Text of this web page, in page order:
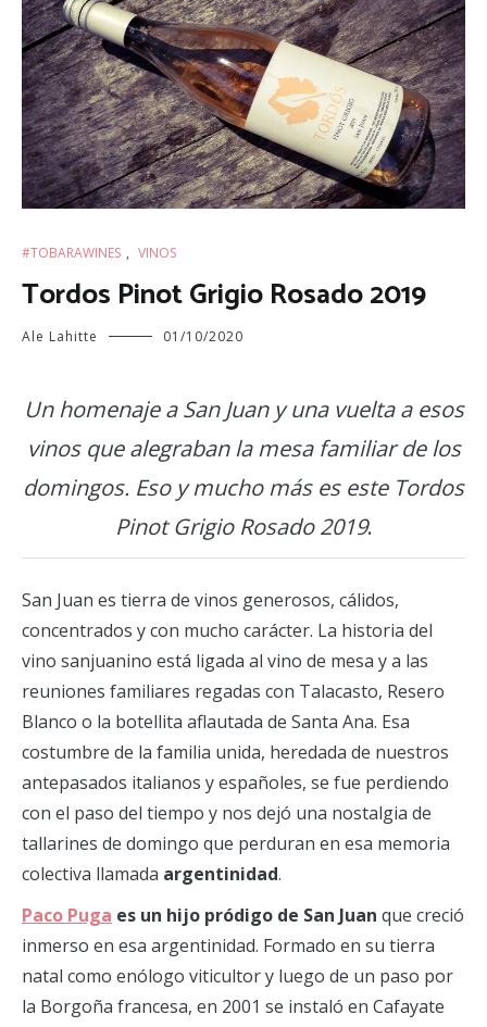
#TOBARAWINES , VINOS
Tordos Pinot Grigio Rosado 2019
Ale Lahitte 01/10/2020
Un homenaje a San Juan y una vuelta a esos
vinos que alegraban la mesa familiar de los
domingos. Eso y mucho más es este Tordos
Pinot Grigio Rosado 2019.
San Juan es tierra de vinos generosos, cálidos,
concentrados y con mucho carácter. La historia del
vino sanjuanino está ligada al vino de mesa y a las
reuniones familiares regadas con Talacasto, Resero
Blanco o la botellita aflautada de Santa Ana. Esa
costumbre de la familia unida, heredada de nuestros
antepasados italianos y españoles, se fue perdiendo
con el paso del tiempo y nos dejó una nostalgia de
tallarines de domingo que perduran en esa memoria
colectiva llamada argentinidad.
Paco Puga es un hijo pródigo de San Juan que creció
inmerso en esa argentinidad. Formado en su tierra
natal como enólogo viticultor y luego de un paso por
la Borgoña francesa, en 2001 se instaló en Cafayate